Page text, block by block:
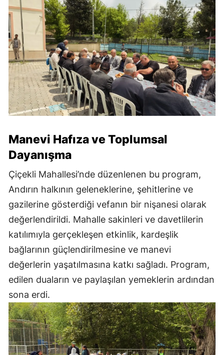
Manevi Hafıza ve Toplumsal
Dayanışma
Çiçekli Mahallesi’nde düzenlenen bu program,
Andırın halkının geleneklerine, şehitlerine ve
gazilerine gösterdiği vefanın bir nişanesi olarak
değerlendirildi. Mahalle sakinleri ve davetlilerin
katılımıyla gerçekleşen etkinlik, kardeşlik
bağlarının güçlendirilmesine ve manevi
değerlerin yaşatılmasına katkı sağladı. Program,
edilen duaların ve paylaşılan yemeklerin ardından
sona erdi.